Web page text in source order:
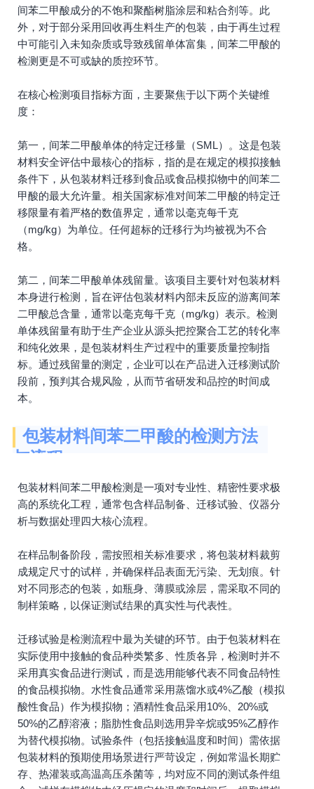
间苯二甲酸成分的不饱和聚酯树脂涂层和粘合剂等。此
外，对于部分采用回收再生料生产的包装，由于再生过程
中可能引入未知杂质或导致残留单体富集，间苯二甲酸的
检测更是不可或缺的质控环节。
在核心检测项目指标方面，主要聚焦于以下两个关键维
度：
第一，间苯二甲酸单体的特定迁移量（SML）。这是包装
材料安全评估中最核心的指标，指的是在规定的模拟接触
条件下，从包装材料迁移到食品或食品模拟物中的间苯二
甲酸的最大允许量。相关国家标准对间苯二甲酸的特定迁
移限量有着严格的数值界定，通常以毫克每千克
（mg/kg）为单位。任何超标的迁移行为均被视为不合
格。
第二，间苯二甲酸单体残留量。该项目主要针对包装材料
本身进行检测，旨在评估包装材料内部未反应的游离间苯
二甲酸总含量，通常以毫克每千克（mg/kg）表示。检测
单体残留量有助于生产企业从源头把控聚合工艺的转化率
和纯化效果，是包装材料生产过程中的重要质量控制指
标。通过残留量的测定，企业可以在产品进入迁移测试阶
段前，预判其合规风险，从而节省研发和品控的时间成
本。
包装材料间苯二甲酸的检测方法
与流程
包装材料间苯二甲酸检测是一项对专业性、精密性要求极
高的系统化工程，通常包含样品制备、迁移试验、仪器分
析与数据处理四大核心流程。
在样品制备阶段，需按照相关标准要求，将包装材料裁剪
成规定尺寸的试样，并确保样品表面无污染、无划痕。针
对不同形态的包装，如瓶身、薄膜或涂层，需采取不同的
制样策略，以保证测试结果的真实性与代表性。
迁移试验是检测流程中最为关键的环节。由于包装材料在
实际使用中接触的食品种类繁多、性质各异，检测时并不
采用真实食品进行测试，而是选用能够代表不同食品特性
的食品模拟物。水性食品通常采用蒸馏水或4%乙酸（模拟
酸性食品）作为模拟物；酒精性食品采用10%、20%或
50%的乙醇溶液；脂肪性食品则选用异辛烷或95%乙醇作
为替代模拟物。试验条件（包括接触温度和时间）需依据
包装材料的预期使用场景进行严苛设定，例如常温长期贮
存、热灌装或高温高压杀菌等，均对应不同的测试条件组